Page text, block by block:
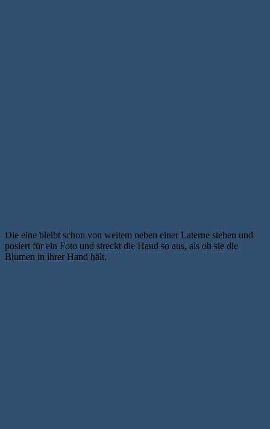
Die eine bleibt schon von weitem neben einer Laterne stehen und
posiert für ein Foto und streckt die Hand so aus, als ob sie die
Blumen in ihrer Hand hält.